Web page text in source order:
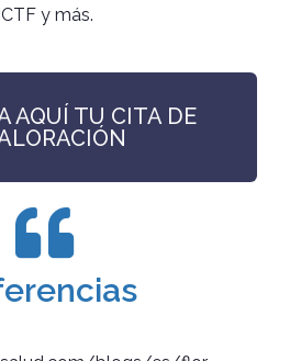
y más.
AQUÍ TU CITA DE